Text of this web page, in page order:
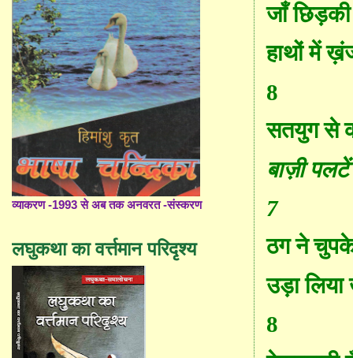
जाँछिड़की
हाथों में
8
सतयुग से
बाज़ी
7
ठगने
उड़ा
8
व्याकरण -1993 से अब तक अनवरत -संस्करण
लघुकथा का वर्त्तमान परिदृश्य